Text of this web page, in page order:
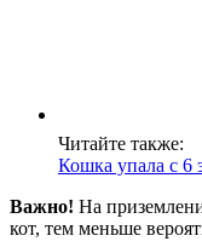
Читайте также:
Кошка упала с 6
Важно! На
кот, тем меньше